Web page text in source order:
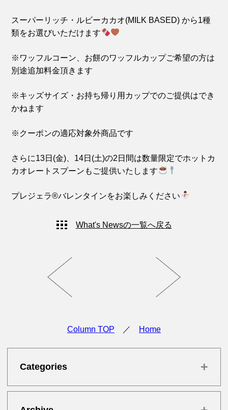
スーパーリッチ・ルビーカカオ(MILK BASED) から1種
類をお選びいただけます
※ワッフルコーン、お餅のワッフルカップご希望の方は
別途追加料金頂きます
※キッズサイズ・お持ち帰り用カップでのご提供はでき
かねます
※クーポンの適応対象外商品です
さらに13日(金)、14日(土)の2日間は数量限定でホットカ
カオレートスプーンもご提供いたします
プレジェラ®︎バレンタインをお楽しみください
What's Newsの一覧へ戻る
Column TOP ／ Home
Categories +